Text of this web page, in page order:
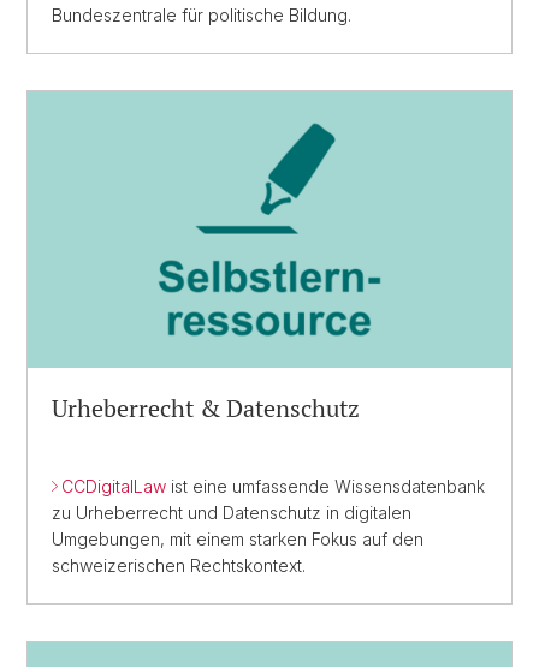
Bundeszentrale für politische Bildung.
Urheberrecht & Datenschutz
CCDigitalLaw ist eine umfassende Wissens­datenbank
zu Urheberrecht und Daten­schutz in digitalen
Umgebungen, mit einem starken Fokus auf den
schweizerischen Rechts­kontext.